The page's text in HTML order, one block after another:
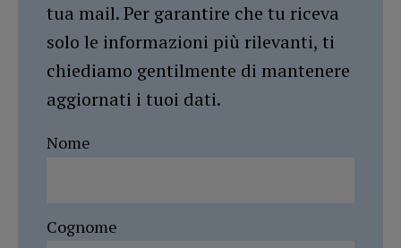
tua mail. Per garantire che tu riceva
solo le informazioni più rilevanti, ti
chiediamo gentilmente di mantenere
aggiornati i tuoi dati.
Nome
Cognome